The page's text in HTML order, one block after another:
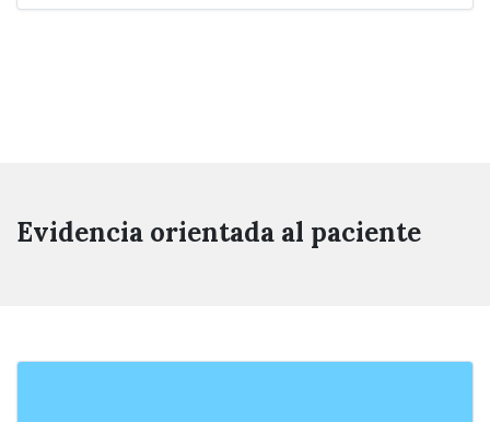
Evidencia orientada al paciente